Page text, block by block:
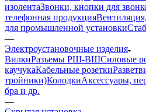
изолентаЗвонки, кнопки для
телефонная продукция
для промышленной установки
—
Электроустановочные изделия
ВилкиРазъемы РШ-ВШСиловые
каучукаКабельные розетки
тройники)КолодкиАксессуары,
бра и др.
—